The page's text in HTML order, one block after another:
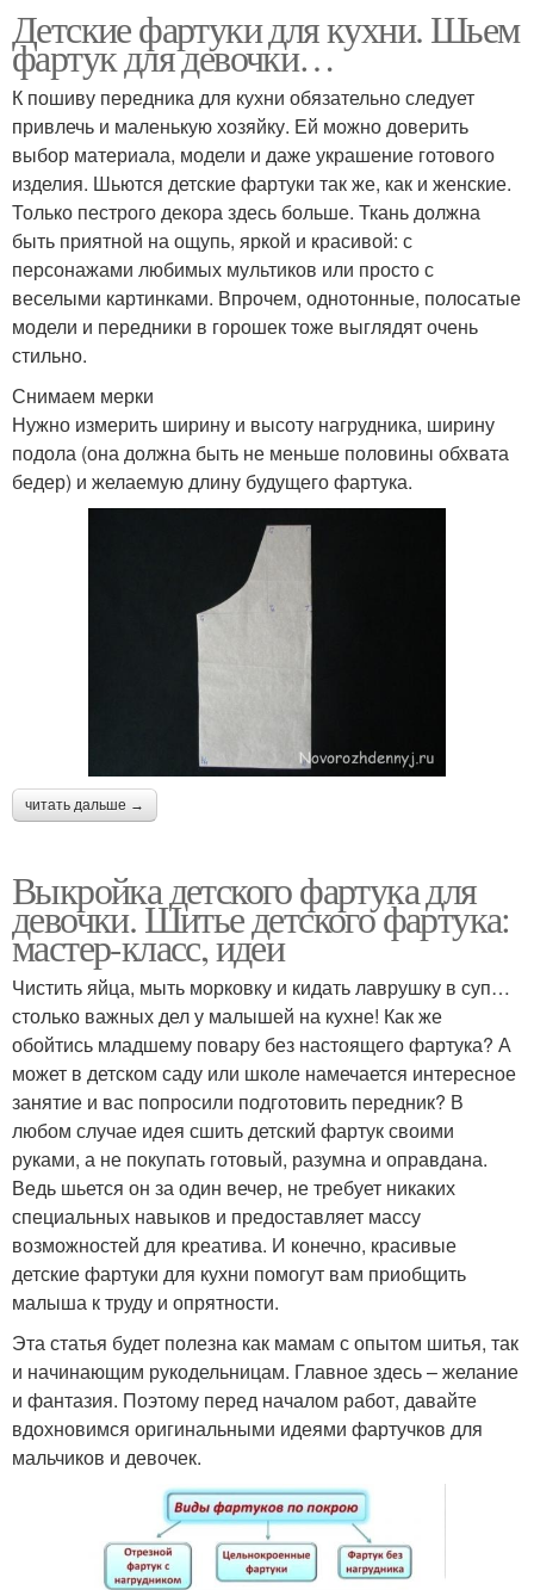
Детские фартуки для кухни. Шьем
фартук для девочки…
К пошиву передника для кухни обязательно следует
привлечь и маленькую хозяйку. Ей можно доверить
выбор материала, модели и даже украшение готового
изделия. Шьются детские фартуки так же, как и женские.
Только пестрого декора здесь больше. Ткань должна
быть приятной на ощупь, яркой и красивой: с
персонажами любимых мультиков или просто с
веселыми картинками. Впрочем, однотонные, полосатые
модели и передники в горошек тоже выглядят очень
стильно.
Снимаем мерки
Нужно измерить ширину и высоту нагрудника, ширину
подола (она должна быть не меньше половины обхвата
бедер) и желаемую длину будущего фартука.
читать дальше →
Выкройка детского фартука для
девочки. Шитье детского фартука:
мастер-класс, идеи
Чистить яйца, мыть морковку и кидать лаврушку в суп…
столько важных дел у малышей на кухне! Как же
обойтись младшему повару без настоящего фартука? А
может в детском саду или школе намечается интересное
занятие и вас попросили подготовить передник? В
любом случае идея сшить детский фартук своими
руками, а не покупать готовый, разумна и оправдана.
Ведь шьется он за один вечер, не требует никаких
специальных навыков и предоставляет массу
возможностей для креатива. И конечно, красивые
детские фартуки для кухни помогут вам приобщить
малыша к труду и опрятности.
Эта статья будет полезна как мамам с опытом шитья, так
и начинающим рукодельницам. Главное здесь – желание
и фантазия. Поэтому перед началом работ, давайте
вдохновимся оригинальными идеями фартучков для
мальчиков и девочек.